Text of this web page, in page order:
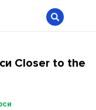
Closer to the